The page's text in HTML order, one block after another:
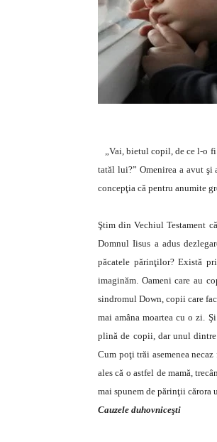
„Vai, bietul copil, de ce l-o
tatăl lui?” Omenirea a avut şi
concepţia că pentru anumite
Ştim din Vechiul Testament
Domnul Iisus a adus
păcatele părinţilor?Există
imaginăm. Oameni care au
sindromul Down, copii care
mai amâna moartea cu o zi.
plină de copii, dar unul dintre
Cum poţi trăi asemenea
ales că o astfel de mamă,
mai spunem de părinţii cărora
Cauzele duhovniceşti